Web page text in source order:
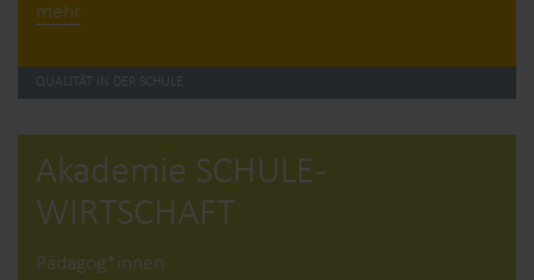
mehr
QUALITÄT IN DER SCHULE
Akademie SCHULE­
WIRTSCHAFT
Pädagog*innen